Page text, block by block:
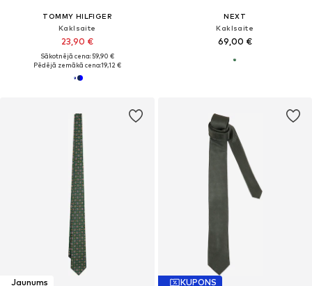
TOMMY HILFIGER
Kaklsaite
23,90 €
Sākotnējā cena: 59,90 €
Pēdējā zemākā cena:19,12 €
NEXT
Kaklsaite
69,00 €
Jaunums KUPONS